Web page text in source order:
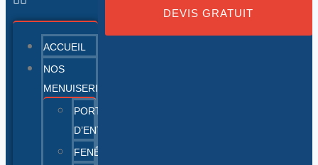
ACCUEIL
NOS
MENUISERIES
PORTES
D’ENTRÉE
FENÊTRES
DEVIS GRATUIT